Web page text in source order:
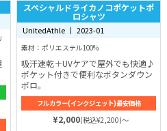
スペシャルドライカノコポケットポ
ロシャツ
UnitedAthle 丨 2023-01
素材：ポリエステル100%
吸汗速乾＋UVケアで屋外でも快適♪
ポケット付きで便利なボタンダウン
ポロ。
フルカラー(インクジェット)最安価格
¥2,000(税込¥2,200)～